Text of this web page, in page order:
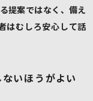
提案ではなく、備え
はむしろ安心して話
いほうがよい